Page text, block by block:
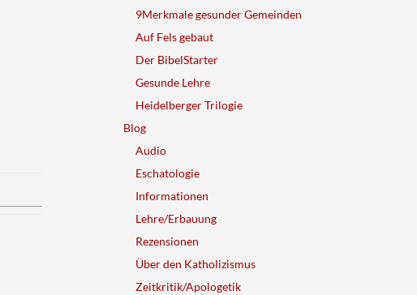
9Merkmale gesunder Gemeinden
Auf Fels gebaut
Der BibelStarter
Gesunde Lehre
Heidelberger Trilogie
Blog
Audio
Eschatologie
Informationen
Lehre/Erbauung
Rezensionen
Über den Katholizismus
Zeitkritik/Apologetik